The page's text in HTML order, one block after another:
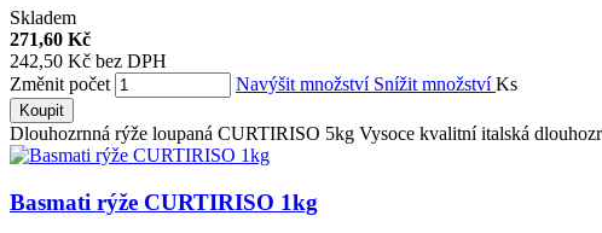
Skladem
271,60 Kč
242,50 Kč bez DPH
Změnit počet
Navýšit množství Snížit množstvíKs
Koupit
Dlouhozrnná rýže loupaná CURTIRISO 5kg Vysoce kvalitní italská
Basmati rýže CURTIRISO 1kg